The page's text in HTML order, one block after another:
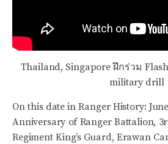
Thailand, Singapore ฝึกร่วม
military drill
On this date in Ranger History:
Anniversary of Ranger Battalion,
Regiment King’s Guard, Erawan